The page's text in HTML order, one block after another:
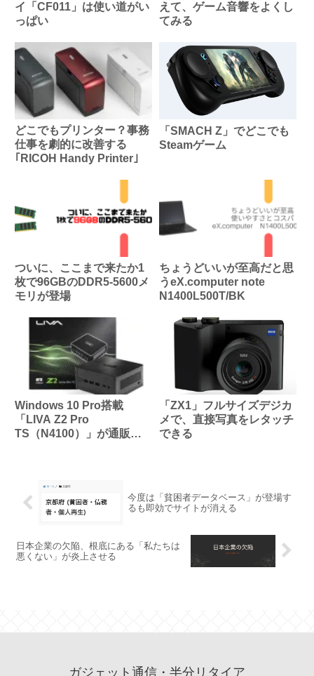
イ「CF011」は使い道がい
っぱい
えて、ゲーム音響をよくし
てみる
どこでもプリンター？事務
仕事を劇的に改善する
｢RICOH Handy Printer｣
「SMACH Z」でどこでも
Steamゲーム
ついに、ここまで来たか1
枚で96GBのDDR5-5600メ
モリが登場
ちょうどいいが至高だと思
うeX.computer note
N1400L500T/BK
Windows 10 Pro搭載
「LIVA Z2 Pro
TS（N4100）」が通販限
「ZX1」フルサイズデジカ
メで、直接写真をレタッチ
できる
今度は「貧困者データベース」が登場す
るも即効でサイトが消える
日本企業の欠陥、根底にある「私たちは
悪くない」が炎上させる
ガジェット通信・半分リタイア